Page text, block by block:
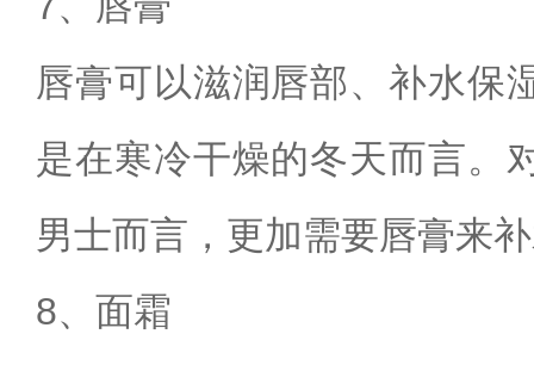
唇膏可以滋润唇部、补水保
是在寒冷干燥的冬天而言。
男士而言，更加需要唇膏来
8、面霜